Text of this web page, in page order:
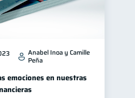
Anabel Inoa y Camille
Peña
emociones en nuestras